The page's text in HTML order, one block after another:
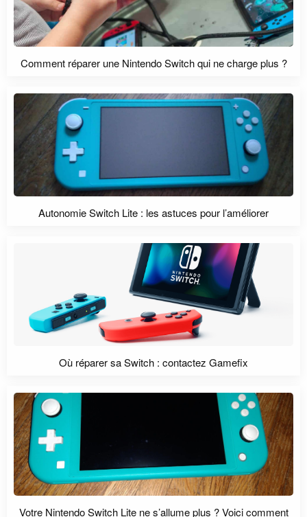
Comment réparer une Nintendo Switch qui ne charge plus ?
Autonomie Switch Lite : les astuces pour l’améliorer
Où réparer sa Switch : contactez Gamefix
Votre Nintendo Switch Lite ne s’allume plus ? Voici comment